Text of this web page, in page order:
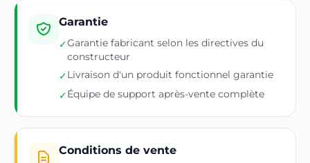
Garantie
✓Garantie fabricant selon les directives du
constructeur
✓Livraison d'un produit fonctionnel garantie
✓Équipe de support après-vente complète
Conditions de vente